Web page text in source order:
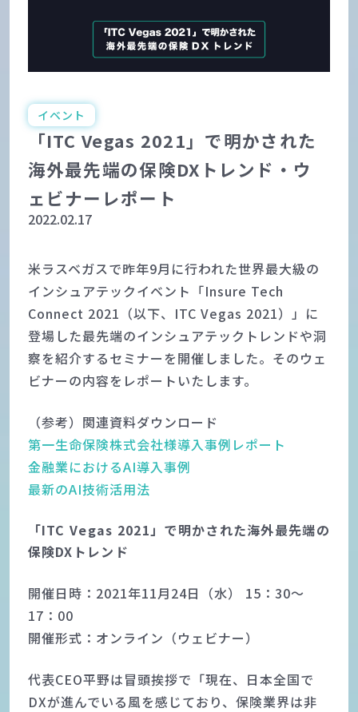
イベント
「ITC Vegas 2021」で明かされた
海外最先端の保険DXトレンド・ウ
ェビナーレポート
2022.02.17
米ラスベガスで昨年9月に行われた世界最大級の
インシュアテックイベント「Insure Tech
Connect 2021（以下、ITC Vegas 2021）」に
登場した最先端のインシュアテックトレンドや洞
察を紹介するセミナーを開催しました。そのウェ
ビナーの内容をレポートいたします。
（参考）関連資料ダウンロード
第一生命保険株式会社様導入事例レポート
金融業におけるAI導入事例
最新のAI技術活用法
「ITC Vegas 2021」で明かされた海外最先端の
保険DXトレンド
開催日時：2021年11月24日（水） 15：30～
17：00
開催形式：オンライン（ウェビナー）
代表CEO平野は冒頭挨拶で「現在、日本全国で
DXが進んでいる風を感じており、保険業界は非